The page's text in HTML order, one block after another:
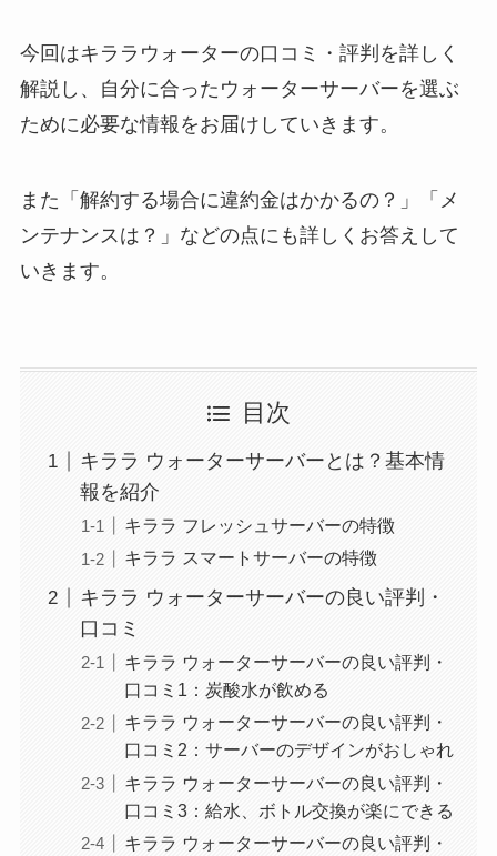
今回はキララウォーターの口コミ・評判を詳しく
解説し、自分に合ったウォーターサーバーを選ぶ
ために必要な情報をお届けしていきます。
また「解約する場合に違約金はかかるの？」「メ
ンテナンスは？」などの点にも詳しくお答えして
いきます。
目次
キララ ウォーターサーバーとは？基本情
報を紹介
キララ フレッシュサーバーの特徴
キララ スマートサーバーの特徴
キララ ウォーターサーバーの良い評判・
口コミ
キララ ウォーターサーバーの良い評判・
口コミ1：炭酸水が飲める
キララ ウォーターサーバーの良い評判・
口コミ2：サーバーのデザインがおしゃれ
キララ ウォーターサーバーの良い評判・
口コミ3：給水、ボトル交換が楽にできる
キララ ウォーターサーバーの良い評判・